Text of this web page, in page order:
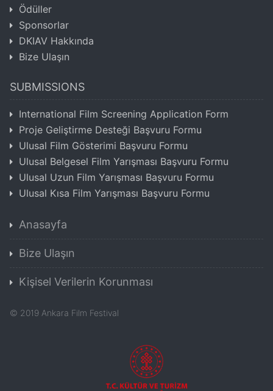
Ödüller
Sponsorlar
DKIAV Hakkında
Bize Ulaşın
SUBMISSIONS
International Film Screening Application Form
Proje Geliştirme Desteği Başvuru Formu
Ulusal Film Gösterimi Başvuru Formu
Ulusal Belgesel Film Yarışması Başvuru Formu
Ulusal Uzun Film Yarışması Başvuru Formu
Ulusal Kısa Film Yarışması Başvuru Formu
Anasayfa
Bize Ulaşın
Kişisel Verilerin Korunması
© 2019 Ankara Film Festival